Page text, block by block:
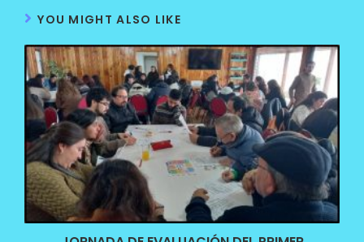
YOU MIGHT ALSO LIKE